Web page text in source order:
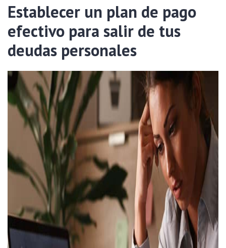
Establecer un plan de pago
efectivo para salir de tus
deudas personales